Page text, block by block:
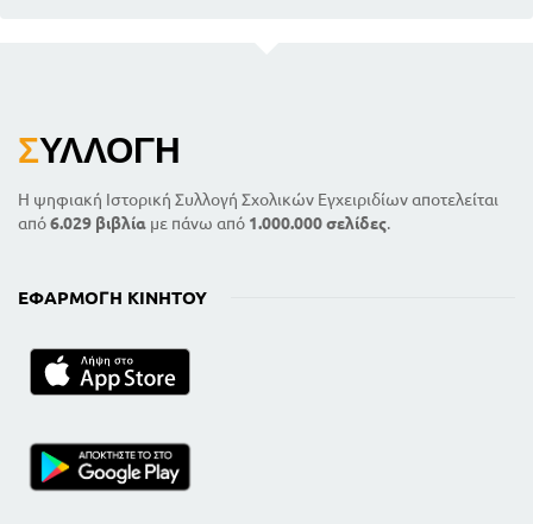
ΣΥΛΛΟΓΉ
Η ψηφιακή Ιστορική Συλλογή Σχολικών Εγχειριδίων αποτελείται
από6.029 βιβλία με πάνω από 1.000.000 σελίδες.
ΕΦΑΡΜΟΓΉ ΚΙΝΗΤΟΎ